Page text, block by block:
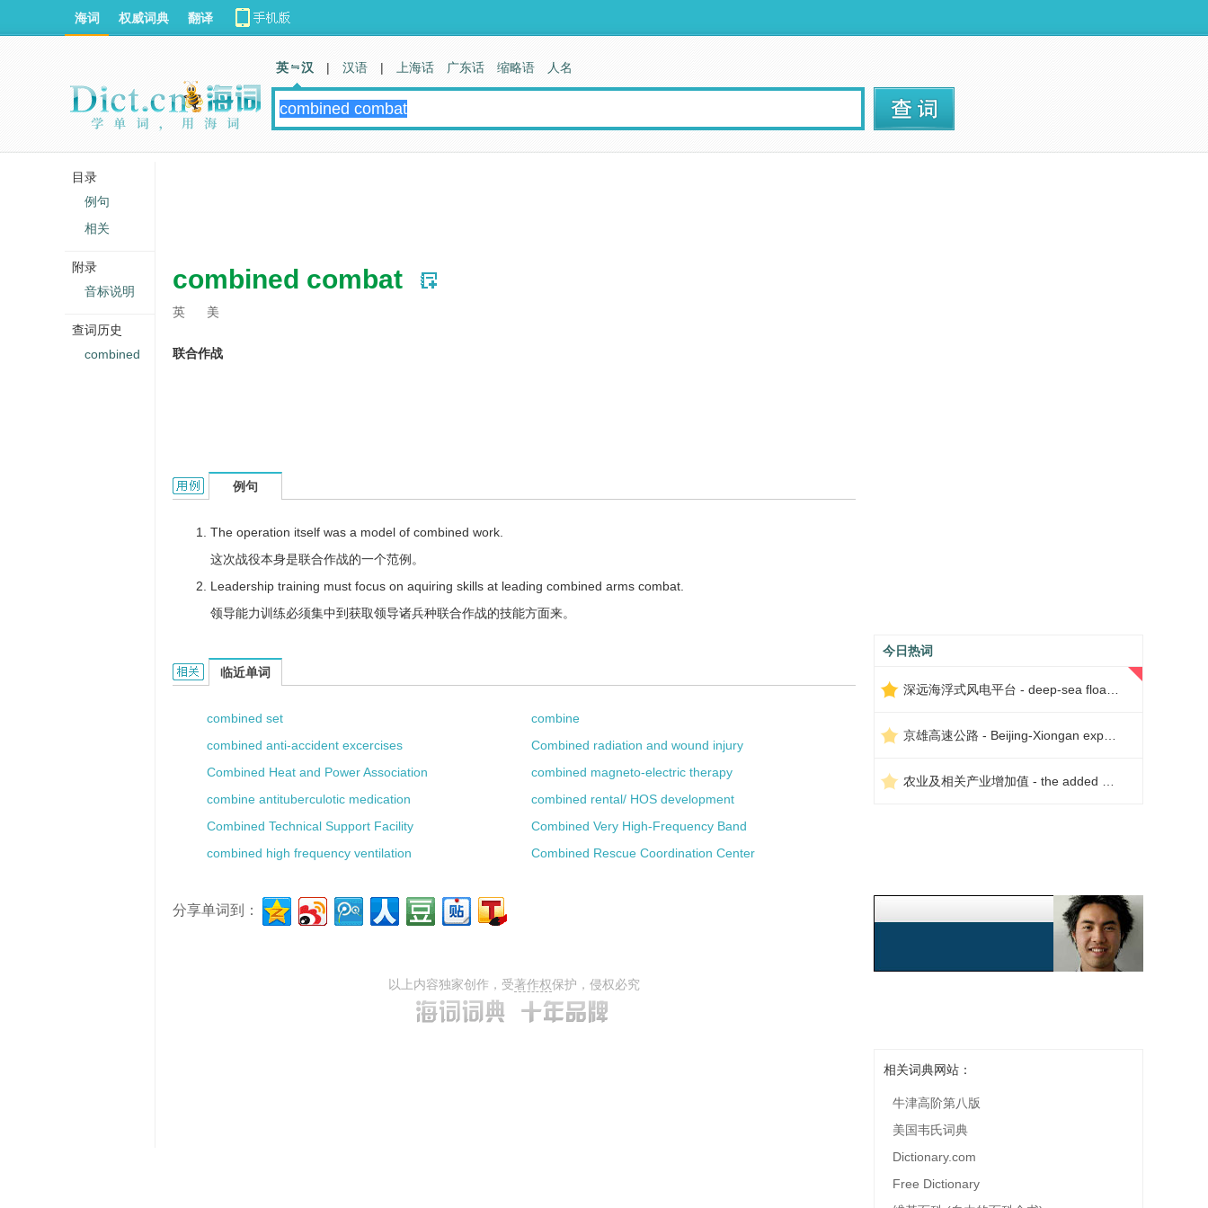
combined combat
英 美
联合作战
combined combat的用法和样例：
例句
The operation itself was a model of combined work.
这次战役本身是联合作战的一个范例。
Leadership training must focus on aquiring skills at leading combined arms combat.
领导能力训练必须集中到获取领导诸兵种联合作战的技能方面来。
combined combat的相关资料：
临近单词
combined set
combine
combined anti-accident excercises
Combined radiation and wound injury
Combined Heat and Power Association
combined magneto-electric therapy
combine antituberculotic medication
combined rental/ HOS development
Combined Technical Support Facility
Combined Very High-Frequency Band
combined high frequency ventilation
Combined Rescue Coordination Center
分享单词到：
以上内容独家创作，受著作权保护，侵权必究
今日热词
相关词典网站：
牛津高阶第八版
美国韦氏词典
Dictionary.com
Free Dictionary
海词 权威词典 翻译
英 汉 | 汉语 | 上海话 广东话 缩略语 人名
目录
例句
相关
附录
音标说明
查词历史
combined